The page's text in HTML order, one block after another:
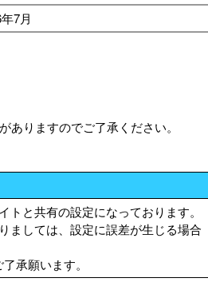
7月
りますのでご了承ください。
と共有の設定になっております。
ましては、設定に誤差が生じる場合
承願います。